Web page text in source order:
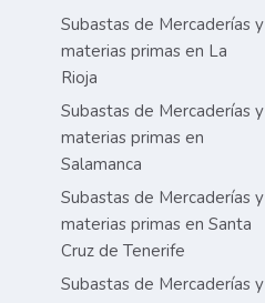
Subastas de Mercaderías y
materias primas en La
Rioja
Subastas de Mercaderías y
materias primas en
Salamanca
Subastas de Mercaderías y
materias primas en Santa
Cruz de Tenerife
Subastas de Mercaderías y